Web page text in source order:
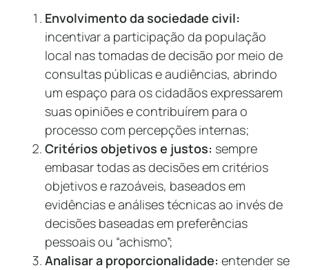
Envolvimento da sociedade civil:
incentivar a participação da população
local nas tomadas de decisão por meio de
consultas públicas e audiências, abrindo
um espaço para os cidadãos expressarem
suas opiniões e contribuírem para o
processo com percepções internas;
Critérios objetivos e justos: sempre
embasar todas as decisões em critérios
objetivos e razoáveis, baseados em
evidências e análises técnicas ao invés de
decisões baseadas em preferências
pessoais ou “achismo”;
Analisar a proporcionalidade: entender se